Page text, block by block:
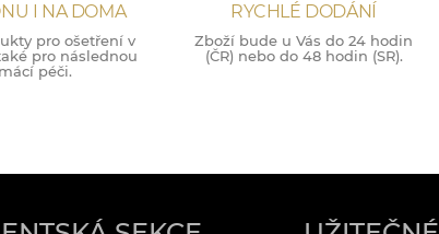
I NA DOMA
pro ošetření v
pro následnou
péči.
RYCHLÉ DODÁNÍ
Zboží bude u Vás do 24 hodin
(ČR) nebo do 48 hodin (SR).